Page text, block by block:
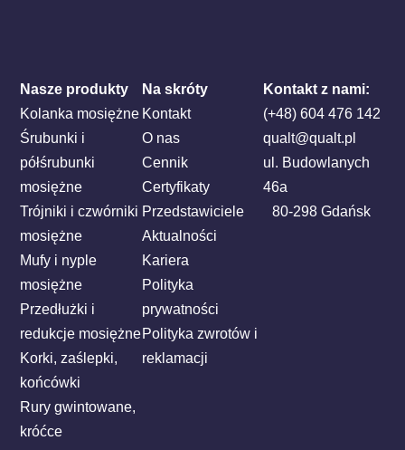
Nasze produkty
Kolanka mosiężne
Śrubunki i
półśrubunki
mosiężne
Trójniki i czwórniki
mosiężne
Mufy i nyple
mosiężne
Przedłużki i
redukcje mosiężne
Korki, zaślepki,
końcówki
Rury gwintowane,
króćce
Na skróty
Kontakt
O nas
Cennik
Certyfikaty
Przedstawiciele
Aktualności
Kariera
Polityka
prywatności
Polityka zwrotów i
reklamacji
Kontakt z nami:
(+48) 604 476 142
qualt@qualt.pl
ul. Budowlanych
46a
80-298 Gdańsk